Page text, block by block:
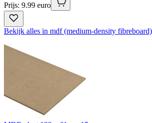
Prijs: 9.99 euro
Bekijk alles in mdf (medium-density fibreboard)